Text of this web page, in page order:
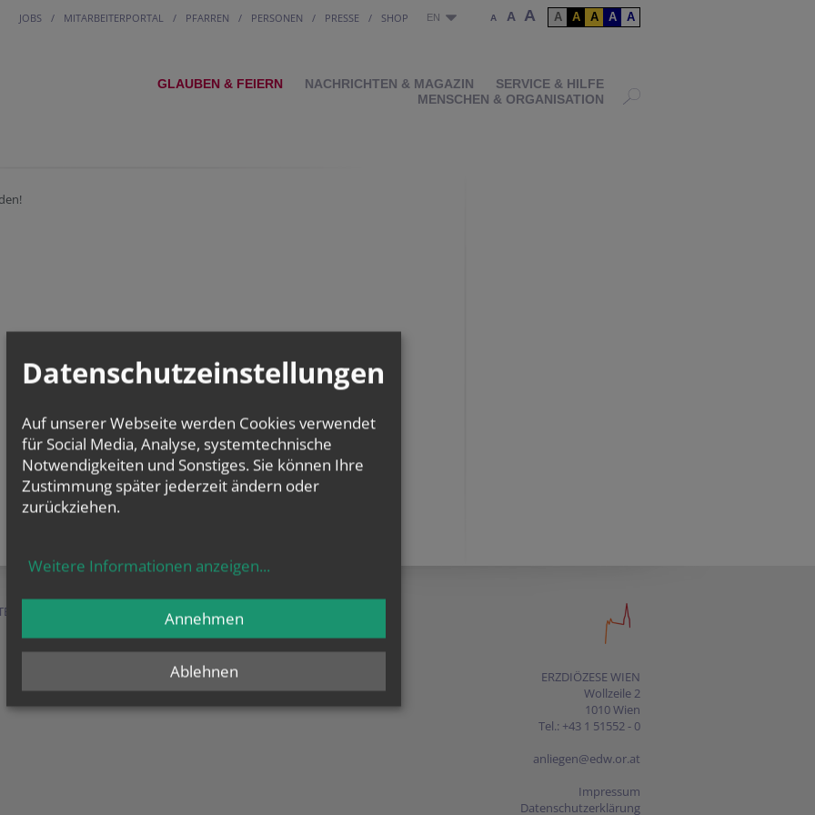
JOBS MITARBEITERPORTAL PFARREN PERSONEN PRESSE SHOP EN A A A A A A A A
GLAUBEN & FEIERN NACHRICHTEN & MAGAZIN
SERVICE & HILFE
MENSCHEN & ORGANISATION
&
ERZDIÖZESE WIEN
Wollzeile 2
1010 Wien
Tel.: +43 1 51552 - 0
anliegen@edw.or.at
Impressum
Datenschutzerklärung
Datenschutzeinstellungen
Auf unserer Webseite werden Cookies verwendet
für Social Media, Analyse, systemtechnische
Notwendigkeiten und Sonstiges. Sie können Ihre
Zustimmung später jederzeit ändern oder
zurückziehen.
Weitere Informationen anzeigen...
Ablehnen
Annehmen